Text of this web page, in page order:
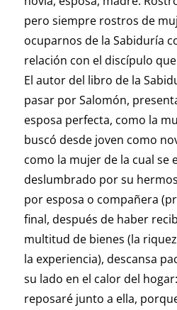
pero siempre rostros de
ocuparnos de la Sabiduría
relación con el discípulo
El autor del libro de la
pasar por Salomón,
esposa perfecta, como la
buscó desde joven como
como la mujer de la cual se
deslumbrado por su
por esposa o compañera
final, después de haber
multitud de bienes (la
la experiencia), descansa
su lado en el calor del
reposaré junto a ella,